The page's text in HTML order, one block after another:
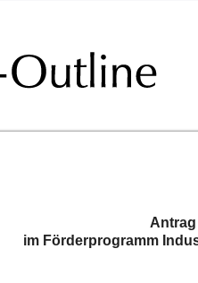
im Förderprogramm